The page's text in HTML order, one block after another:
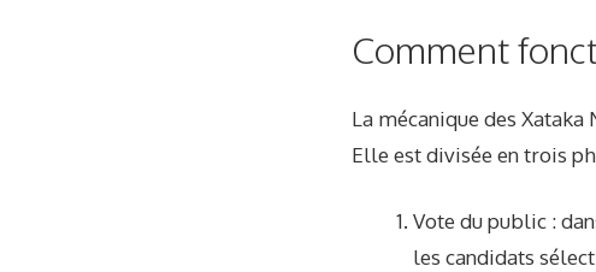
Comment
La mécanique des
Elle est divisée en trois
Vote du public :
les candidats